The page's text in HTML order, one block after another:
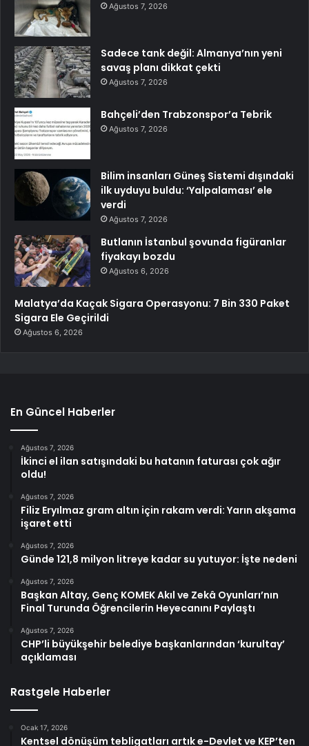
Ağustos 7, 2026
Sadece tank değil: Almanya’nın yeni
savaş planı dikkat çekti
Ağustos 7, 2026
Bahçeli’den Trabzonspor’a Tebrik
Ağustos 7, 2026
Bilim insanları Güneş Sistemi dışındaki
ilk uyduyu buldu: ‘Yalpalaması’ ele
verdi
Ağustos 7, 2026
Butlanın İstanbul şovunda figüranlar
fiyakayı bozdu
Ağustos 6, 2026
Malatya’da Kaçak Sigara Operasyonu: 7 Bin 330 Paket
Sigara Ele Geçirildi
Ağustos 6, 2026
En Güncel Haberler
Ağustos 7, 2026
İkinci el ilan satışındaki bu hatanın faturası çok ağır
oldu!
Ağustos 7, 2026
Filiz Eryılmaz gram altın için rakam verdi: Yarın akşama
işaret etti
Ağustos 7, 2026
Günde 121,8 milyon litreye kadar su yutuyor: İşte nedeni
Ağustos 7, 2026
Başkan Altay, Genç KOMEK Akıl ve Zekâ Oyunları’nın
Final Turunda Öğrencilerin Heyecanını Paylaştı
Ağustos 7, 2026
CHP’li büyükşehir belediye başkanlarından ‘kurultay’
açıklaması
Rastgele Haberler
Ocak 17, 2026
Kentsel dönüşüm tebligatları artık e-Devlet ve KEP’ten